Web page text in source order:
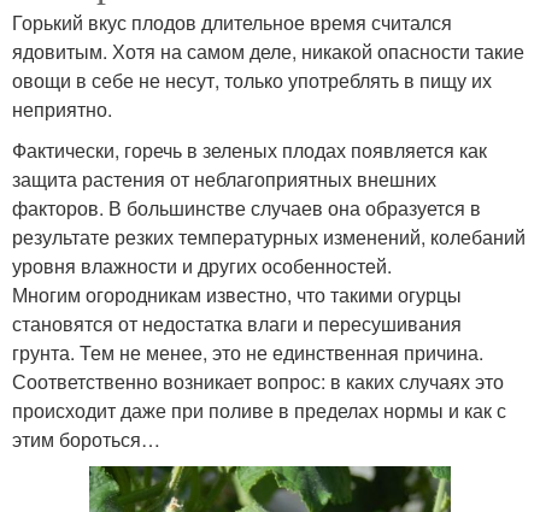
Горький вкус плодов длительное время считался
ядовитым. Хотя на самом деле, никакой опасности такие
овощи в себе не несут, только употреблять в пищу их
неприятно.
Фактически, горечь в зеленых плодах появляется как
защита растения от неблагоприятных внешних
факторов. В большинстве случаев она образуется в
результате резких температурных изменений, колебаний
уровня влажности и других особенностей.
Многим огородникам известно, что такими огурцы
становятся от недостатка влаги и пересушивания
грунта. Тем не менее, это не единственная причина.
Соответственно возникает вопрос: в каких случаях это
происходит даже при поливе в пределах нормы и как с
этим бороться…